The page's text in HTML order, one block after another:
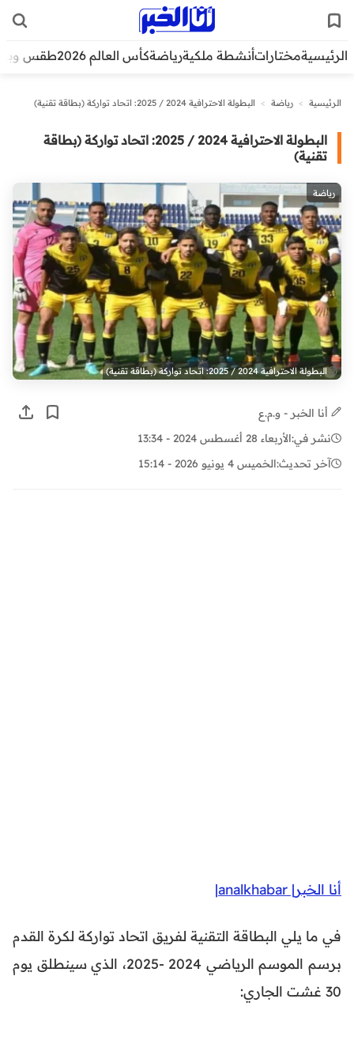
الرئيسيةمختاراتأنشطة ملكيةرياضةكأس العالم 2026 طقس
الرئيسية > رياضة > البطولة الاحترافية 2024 / 2025: اتحاد تواركة (بطاقة تقنية)
البطولة الاحترافية 2024 / 2025: اتحاد تواركة (بطاقة
تقنية)
رياضة
البطولة الاحترافية 2024 / 2025: اتحاد تواركة (بطاقة تقنية)
أنا الخبر - و.م.ع
نشر في:الأربعاء 28 أغسطس 2024 - 13:34
آخر تحديث:الخميس 4 يونيو 2026 - 15:14
أنا الخبر| analkhabar|
في ما يلي البطاقة التقنية لفريق اتحاد تواركة لكرة القدم
برسم الموسم الرياضي 2024 -2025، الذي سينطلق يوم
30 غشت الجاري: